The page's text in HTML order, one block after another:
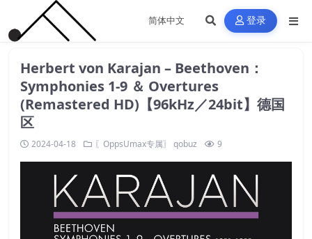
登录
Herbert von Karajan – Beethoven：
Symphonies 1-9 ＆ Overtures
(Remastered HD)【96kHz／24bit】德国
区
2024-04-18 〖OppsUmax专属〗 qobuz 9